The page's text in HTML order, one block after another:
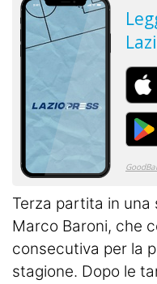
Terza partita in una
Marco Baroni, che
consecutiva per la
stagione. Dopo le